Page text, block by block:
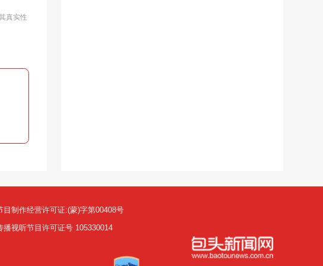
真实性
目制作经营许可证:(蒙)字第00408号
播视听节目许可证号 105330014